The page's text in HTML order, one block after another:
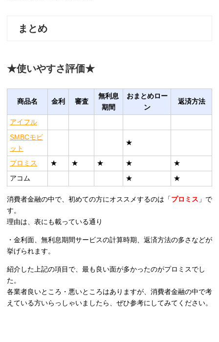
まとめ
★使いやすさ評価★
商品名 金利 審査
無利息
期間
おまとめロー
ン
返済方法
アイフル
SMBCモビ
ット
★
プロミス ★ ★ ★ ★
★
アコム
★ ★
消費者金融の中で、初めての方にオススメするのは「プロミス 」で
す。
理由は、表にも載っている通り
・金利面、無利息期間サービスの計算時期、返済方法の多さなどが
挙げられます。
紹介した上記の項目で、最も良い面が多かったのがプロミスでし
た。
各業者良いところ・悪いところはありますが、消費者金融の中で考
えている方いらっしゃいましたら、ぜひ参考にしてみてください。